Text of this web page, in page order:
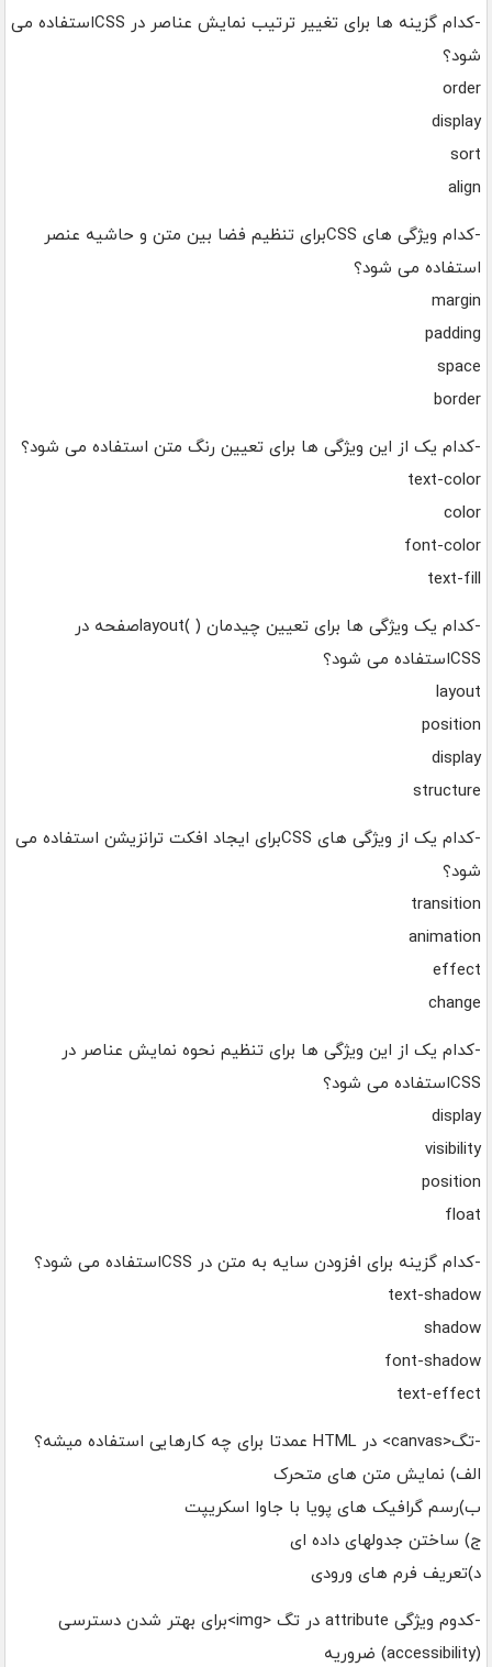
-کدام گزینه ها برای تغییر ترتیب نمایش عناصر در CSSاستفاده می
شود؟
order
display
sort
align
-کدام ویژگی های CSSبرای تنظیم فضا بین متن و حاشیه عنصر
استفاده می شود؟
margin
padding
space
border
-کدام یک از این ویژگی ها برای تعیین رنگ متن استفاده می شود؟
text-color
color
font-color
text-fill
-کدام یک ویژگی ها برای تعیین چیدمان ( )layoutصفحه در
CSSاستفاده می شود؟
layout
position
display
structure
-کدام یک از ویژگی های CSSبرای ایجاد افکت ترانزیشن استفاده می
شود؟
transition
animation
effect
change
-کدام یک از این ویژگی ها برای تنظیم نحوه نمایش عناصر در
CSSاستفاده می شود؟
display
visibility
position
float
-کدام گزینه برای افزودن سایه به متن در CSSاستفاده می شود؟
text-shadow
shadow
font-shadow
text-effect
-تگ<canvas> در HTML عمدتا برای چه کارهایی استفاده میشه؟
الف) نمایش متن های متحرک
ب)رسم گرافیک های پویا با جاوا اسکریپت
ج) ساختن جدولهای داده ای
د)تعریف فرم های ورودی
-کدوم ویژگی attribute در تگ <img>برای بهتر شدن دسترسی‌
(accessibility) ضروریه